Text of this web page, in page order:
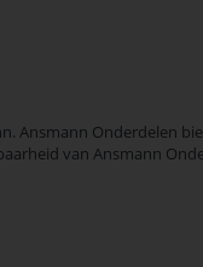
Ansmann Onderdelen
van Ansmann